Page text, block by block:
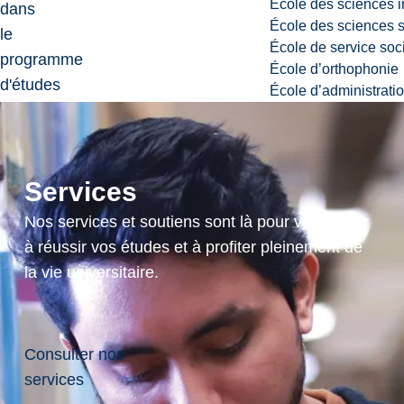
École des sciences
École des sciences
École de service
École d’orthophonie
École
Services
Nos services et soutiens sont là pour vous aider
à réussir vos études et à profiter pleinement de
la vie universitaire.
Consulter nos
services
dans
le
programme
d'études
de
rhétorique
et
des
médias
au
Département
d'anglais,
diplôme
d'études